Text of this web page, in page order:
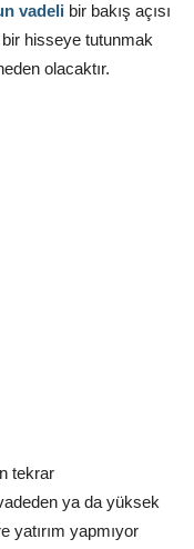
vadeli bir bakış açısı
hisseye tutunmak
olacaktır.
tekrar
ya da yüksek
yatırım yapmıyor